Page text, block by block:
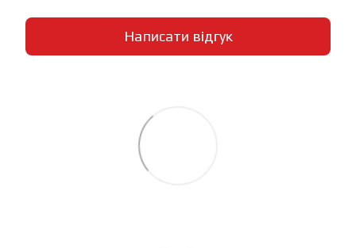
Написати відгук